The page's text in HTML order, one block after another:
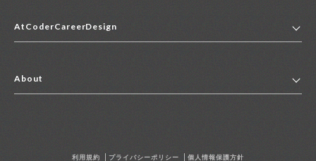
中途採用求人一覧
アルバイト求人一覧
その他求人一覧
マイページ
AtCoderCareerDesign
About
利用規約 プライバシーポリシー 個人情報保護方針